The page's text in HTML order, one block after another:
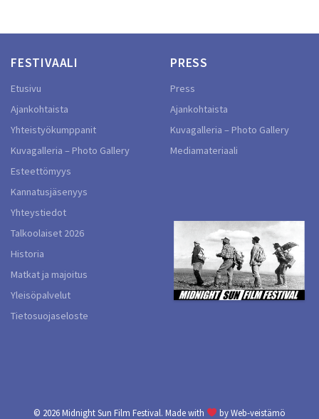
FESTIVAALI
Etusivu
Ajankohtaista
Yhteistyökumppanit
Kuvagalleria – Photo Gallery
Esteettömyys
Kannatusjäsenyys
Yhteystiedot
Talkoolaiset 2026
Historia
Matkat ja majoitus
Yleisöpalvelut
Tietosuojaseloste
PRESS
Press
Ajankohtaista
Kuvagalleria – Photo Gallery
Mediamateriaali
© 2026Midnight Sun Film Festival. Made with byWeb-veistämö